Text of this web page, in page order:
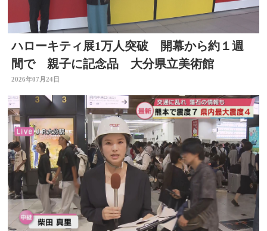
ハローキティ展1万人突破 開幕から約１週
間で 親子に記念品 大分県立美術館
2026年07月24日